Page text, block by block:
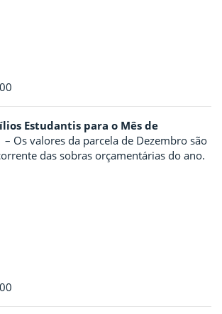
Estudantis para o Mês de
– Os valores da parcela de Dezembro são
das sobras orçamentárias do ano.